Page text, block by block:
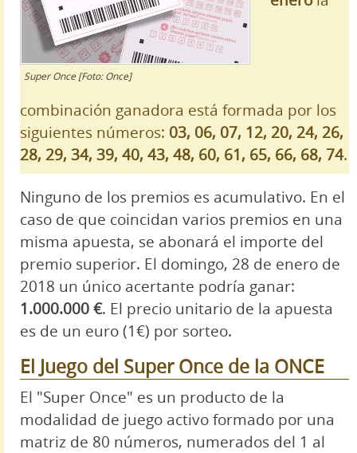
Super Once [Foto: Once]
combinación ganadora está formada por los
siguientes números: 03, 06, 07, 12, 20, 24, 26,
28, 29, 34, 39, 40, 43, 48, 60, 61, 65, 66, 68, 74.
Ninguno de los premios es acumulativo. En el
caso de que coincidan varios premios en una
misma apuesta, se abonará el importe del
premio superior. El domingo, 28 de enero de
2018 un único acertante podría ganar:
1.000.000 €. El precio unitario de la apuesta
es de un euro (1€) por sorteo.
El Juego del Super Once de la ONCE
El "Super Once" es un producto de la
modalidad de juego activo formado por una
matriz de 80 números, numerados del 1 al